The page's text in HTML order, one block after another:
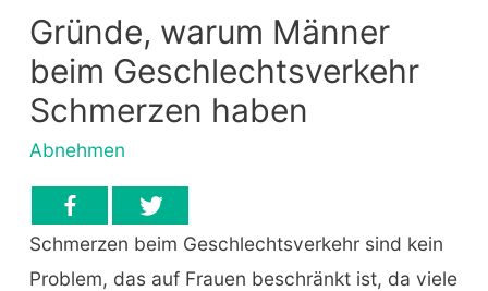
Gründe, warum Männer
beim Geschlechtsverkehr
Schmerzen haben
Abnehmen
Schmerzen beim Geschlechtsverkehr sind kein
Problem, das auf Frauen beschränkt ist, da viele